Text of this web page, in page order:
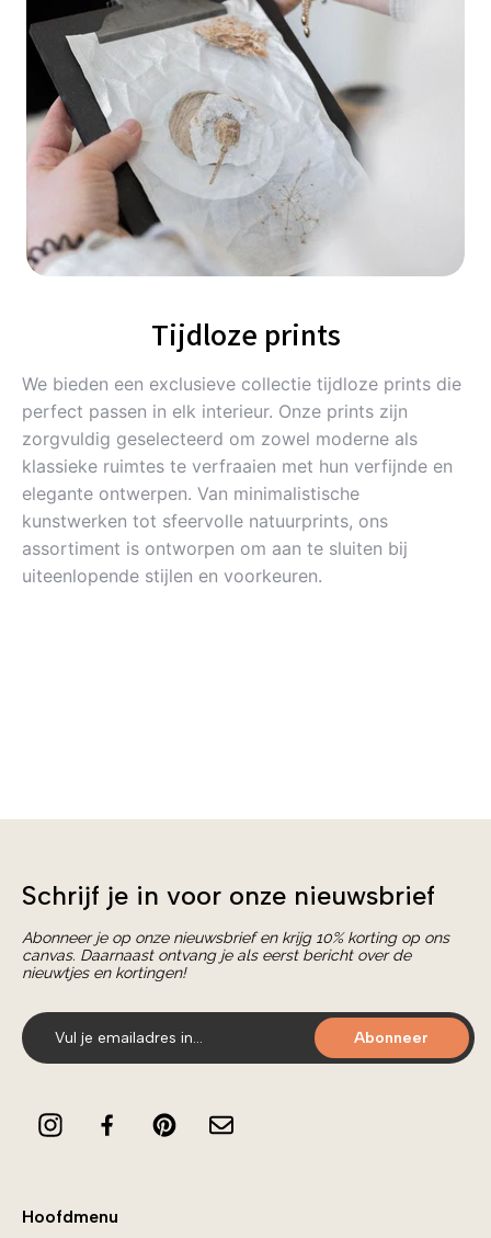
Tijdloze prints
We bieden een exclusieve collectie tijdloze prints die
perfect passen in elk interieur. Onze prints zijn
zorgvuldig geselecteerd om zowel moderne als
klassieke ruimtes te verfraaien met hun verfijnde en
elegante ontwerpen. Van minimalistische
kunstwerken tot sfeervolle natuurprints, ons
assortiment is ontworpen om aan te sluiten bij
uiteenlopende stijlen en voorkeuren.
Schrijf je in voor onze nieuwsbrief
Abonneer je op onze nieuwsbrief en krijg 10% korting op ons
canvas. Daarnaast ontvang je als eerst bericht over de
nieuwtjes en kortingen!
Abonneer
Hoofdmenu